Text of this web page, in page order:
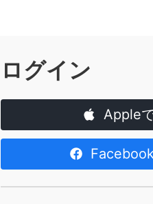
ログイン
Apple